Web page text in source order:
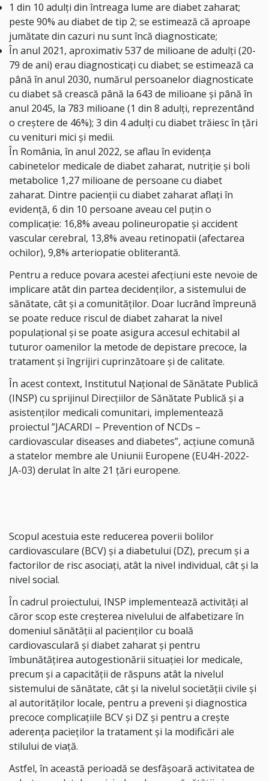
1 din 10 adulți din întreaga lume are diabet zaharat;
peste 90% au diabet de tip 2; se estimează că aproape
jumătate din cazuri nu sunt încă diagnosticate;
În anul 2021, aproximativ 537 de milioane de adulți (20-
79 de ani) erau diagnosticați cu diabet; se estimează ca
până în anul 2030, numărul persoanelor diagnosticate
cu diabet să crească până la 643 de milioane și până în
anul 2045, la 783 milioane (1 din 8 adulți, reprezentând
o creștere de 46%); 3 din 4 adulți cu diabet trăiesc în țări
cu venituri mici și medii.
În România, în anul 2022, se aflau în evidența
cabinetelor medicale de diabet zaharat, nutriție și boli
metabolice 1,27 milioane de persoane cu diabet
zaharat. Dintre pacienții cu diabet zaharat aflați în
evidență, 6 din 10 persoane aveau cel puțin o
complicație: 16,8% aveau polineuropatie și accident
vascular cerebral, 13,8% aveau retinopatii (afectarea
ochilor), 9,8% arteriopatie obliterantă.
Pentru a reduce povara acestei afecțiuni este nevoie de
implicare atât din partea decidenților, a sistemului de
sănătate, cât și a comunităților. Doar lucrând împreună
se poate reduce riscul de diabet zaharat la nivel
populațional și se poate asigura accesul echitabil al
tuturor oamenilor la metode de depistare precoce, la
tratament și îngrijiri cuprinzătoare și de calitate.
În acest context, Institutul Naţional de Sănătate Publică
(INSP) cu sprijinul Direcțiilor de Sănătate Publică și a
asistenților medicali comunitari, implementează
proiectul ”JACARDI – Prevention of NCDs –
cardiovascular diseases and diabetes”, acțiune comună
a statelor membre ale Uniunii Europene (EU4H-2022-
JA-03) derulat în alte 21 ţări europene.
Scopul acestuia este reducerea poverii bolilor
cardiovasculare (BCV) și a diabetului (DZ), precum şi a
factorilor de risc asociați, atât la nivel individual, cât și la
nivel social.
În cadrul proiectului, INSP implementează activităţi al
căror scop este creșterea nivelului de alfabetizare în
domeniul sănătății al pacienților cu boală
cardiovasculară şi diabet zaharat și pentru
îmbunătățirea autogestionării situaţiei lor medicale,
precum și a capacității de răspuns atât la nivelul
sistemului de sănătate, cât şi la nivelul societății civile și
al autorităților locale, pentru a preveni și diagnostica
precoce complicațiile BCV și DZ și pentru a crește
aderenţa pacieţilor la tratament și la modificări ale
stilului de viață.
Astfel, în această perioadă se desfăşoară activitatea de